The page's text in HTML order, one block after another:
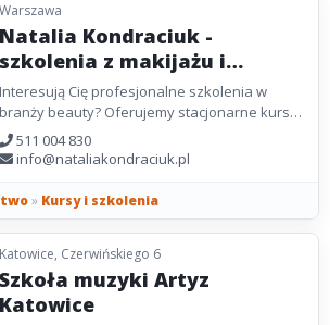
Warszawa
Natalia Kondraciuk -
szkolenia z makijażu i
paznokci
Interesują Cię profesjonalne szkolenia w
branży beauty? Oferujemy stacjonarne kursy
prowadzone przez Natalię Kondraciuk –
stylistkę paznokci...
511 004 830
info@nataliakondraciuk.pl
» Kursy i szkolenia
Katowice, Czerwińskiego 6
Szkoła muzyki Artyz
Katowice